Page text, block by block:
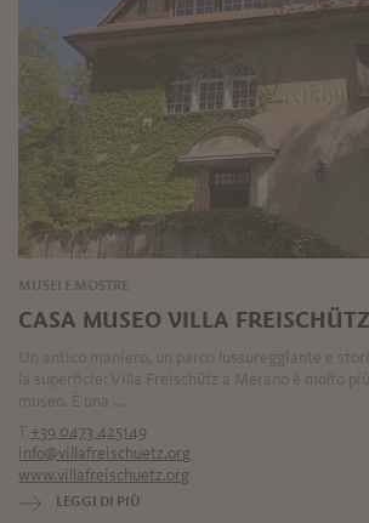
MUSEI E MOSTRE
CASA MUSEO VILLA FREISCHÜTZ
Un antico maniero, un parco lussureggiante e
la superficie: Villa Freischütz a Merano è molto
museo. È una ...
T +39 0473 425149
info@villafreischuetz.org
www.villafreischuetz.org
LEGGI DI PIÙ